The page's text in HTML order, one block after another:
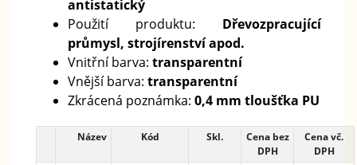
antistatický
Použití produktu: Dřevozpracující
průmysl, strojírenství apod.
Vnitřní barva: transparentní
Vnější barva: transparentní
Zkrácená poznámka: 0,4 mm tloušťka PU
Název Kód Skl.
Cena bez
DPH
Cena vč.
DPH